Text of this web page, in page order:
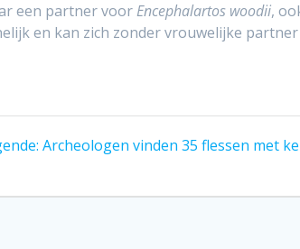
een partner voorEncephalartos woodii,
en kan zich zonder vrouwelijke
Volgend
Archeologen vinden 35 flessen met